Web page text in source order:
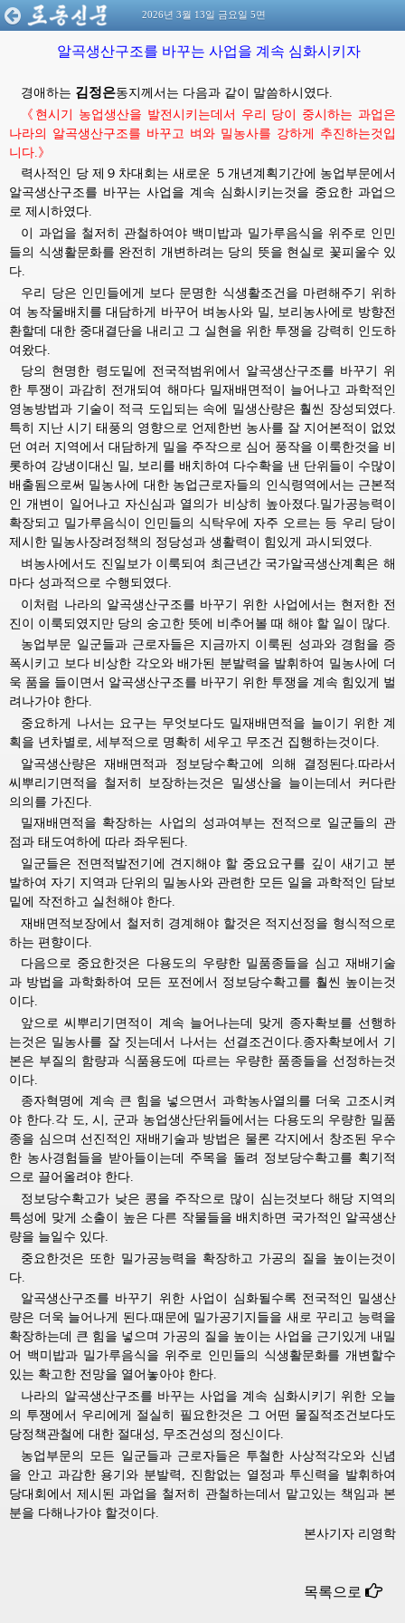
2026년 3월 13일 금요일 5면
알곡생산구조를 바꾸는 사업을 계속 심화시키자
경애하는 김정은동지께서는 다음과 같이 말씀하시였다.
《현시기 농업생산을 발전시키는데서 우리 당이 중시하는 과업은
나라의 알곡생산구조를 바꾸고 벼와 밀농사를 강하게 추진하는것입
니다.》
력사적인 당 제９차대회는 새로운 ５개년계획기간에 농업부문에서
알곡생산구조를 바꾸는 사업을 계속 심화시키는것을 중요한 과업으
로 제시하였다.
이 과업을 철저히 관철하여야 백미밥과 밀가루음식을 위주로 인민
들의 식생활문화를 완전히 개변하려는 당의 뜻을 현실로 꽃피울수 있
다.
우리 당은 인민들에게 보다 문명한 식생활조건을 마련해주기 위하
여 농작물배치를 대담하게 바꾸어 벼농사와 밀, 보리농사에로 방향전
환할데 대한 중대결단을 내리고 그 실현을 위한 투쟁을 강력히 인도하
여왔다.
당의 현명한 령도밑에 전국적범위에서 알곡생산구조를 바꾸기 위
한 투쟁이 과감히 전개되여 해마다 밀재배면적이 늘어나고 과학적인
영농방법과 기술이 적극 도입되는 속에 밀생산량은 훨씬 장성되였다.
특히 지난 시기 태풍의 영향으로 언제한번 농사를 잘 지어본적이 없었
던 여러 지역에서 대담하게 밀을 주작으로 심어 풍작을 이룩한것을 비
롯하여 강냉이대신 밀, 보리를 배치하여 다수확을 낸 단위들이 수많이
배출됨으로써 밀농사에 대한 농업근로자들의 인식령역에서는 근본적
인 개변이 일어나고 자신심과 열의가 비상히 높아졌다.밀가공능력이
확장되고 밀가루음식이 인민들의 식탁우에 자주 오르는 등 우리 당이
제시한 밀농사장려정책의 정당성과 생활력이 힘있게 과시되였다.
벼농사에서도 진일보가 이룩되여 최근년간 국가알곡생산계획은 해
마다 성과적으로 수행되였다.
이처럼 나라의 알곡생산구조를 바꾸기 위한 사업에서는 현저한 전
진이 이룩되였지만 당의 숭고한 뜻에 비추어볼 때 해야 할 일이 많다.
농업부문 일군들과 근로자들은 지금까지 이룩된 성과와 경험을 증
폭시키고 보다 비상한 각오와 배가된 분발력을 발휘하여 밀농사에 더
욱 품을 들이면서 알곡생산구조를 바꾸기 위한 투쟁을 계속 힘있게 벌
려나가야 한다.
중요하게 나서는 요구는 무엇보다도 밀재배면적을 늘이기 위한 계
획을 년차별로, 세부적으로 명확히 세우고 무조건 집행하는것이다.
알곡생산량은 재배면적과 정보당수확고에 의해 결정된다.따라서
씨뿌리기면적을 철저히 보장하는것은 밀생산을 늘이는데서 커다란
의의를 가진다.
밀재배면적을 확장하는 사업의 성과여부는 전적으로 일군들의 관
점과 태도여하에 따라 좌우된다.
일군들은 전면적발전기에 견지해야 할 중요요구를 깊이 새기고 분
발하여 자기 지역과 단위의 밀농사와 관련한 모든 일을 과학적인 담보
밑에 작전하고 실천해야 한다.
재배면적보장에서 철저히 경계해야 할것은 적지선정을 형식적으로
하는 편향이다.
다음으로 중요한것은 다용도의 우량한 밀품종들을 심고 재배기술
과 방법을 과학화하여 모든 포전에서 정보당수확고를 훨씬 높이는것
이다.
앞으로 씨뿌리기면적이 계속 늘어나는데 맞게 종자확보를 선행하
는것은 밀농사를 잘 짓는데서 나서는 선결조건이다.종자확보에서 기
본은 부질의 함량과 식품용도에 따르는 우량한 품종들을 선정하는것
이다.
종자혁명에 계속 큰 힘을 넣으면서 과학농사열의를 더욱 고조시켜
야 한다.각 도, 시, 군과 농업생산단위들에서는 다용도의 우량한 밀품
종을 심으며 선진적인 재배기술과 방법은 물론 각지에서 창조된 우수
한 농사경험들을 받아들이는데 주목을 돌려 정보당수확고를 획기적
으로 끌어올려야 한다.
정보당수확고가 낮은 콩을 주작으로 많이 심는것보다 해당 지역의
특성에 맞게 소출이 높은 다른 작물들을 배치하면 국가적인 알곡생산
량을 늘일수 있다.
중요한것은 또한 밀가공능력을 확장하고 가공의 질을 높이는것이
다.
알곡생산구조를 바꾸기 위한 사업이 심화될수록 전국적인 밀생산
량은 더욱 늘어나게 된다.때문에 밀가공기지들을 새로 꾸리고 능력을
확장하는데 큰 힘을 넣으며 가공의 질을 높이는 사업을 근기있게 내밀
어 백미밥과 밀가루음식을 위주로 인민들의 식생활문화를 개변할수
있는 확고한 전망을 열어놓아야 한다.
나라의 알곡생산구조를 바꾸는 사업을 계속 심화시키기 위한 오늘
의 투쟁에서 우리에게 절실히 필요한것은 그 어떤 물질적조건보다도
당정책관철에 대한 절대성, 무조건성의 정신이다.
농업부문의 모든 일군들과 근로자들은 투철한 사상적각오와 신념
을 안고 과감한 용기와 분발력, 진함없는 열정과 투신력을 발휘하여
당대회에서 제시된 과업을 철저히 관철하는데서 맡고있는 책임과 본
분을 다해나가야 할것이다.
본사기자 리영학
목록으로